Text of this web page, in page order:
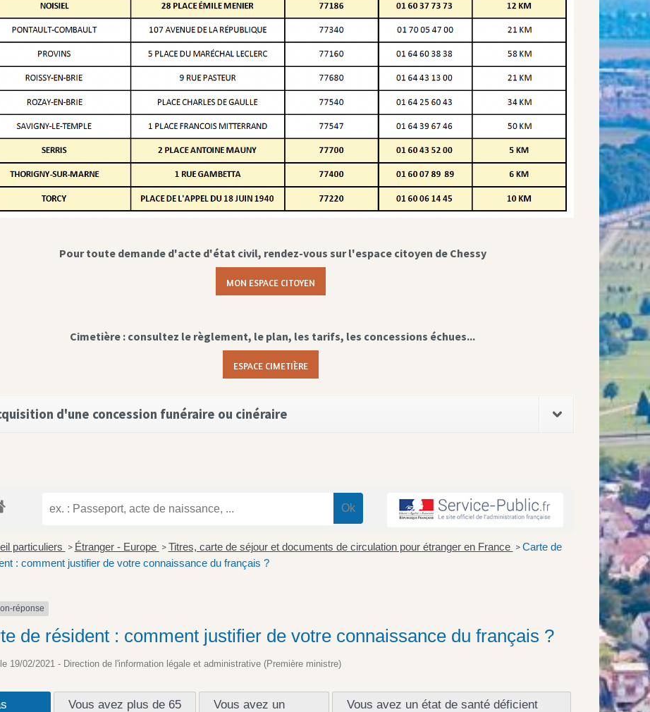
Pour toute demande d'acte d'état civil, rendez-vous sur l'espace citoyen de Chessy
MON ESPACE CITOYEN
Cimetière : consultez le règlement, le plan, les tarifs, les concessions échues...
ESPACE CIMETIÈRE
d'une concession funéraire ou cinéraire
particuliers > Étranger - Europe > Titres, carte de séjour et documents de circulation pour étranger en France > Carte de
: comment justifier de votre connaissance du français ?
réponse
de résident : comment justifier de votre connaissance du français ?
19/02/2021 - Direction de l'information légale et administrative (Première ministre)
Vous avez plus de 65
Vous avez un
Vous avez un état de santé déficient